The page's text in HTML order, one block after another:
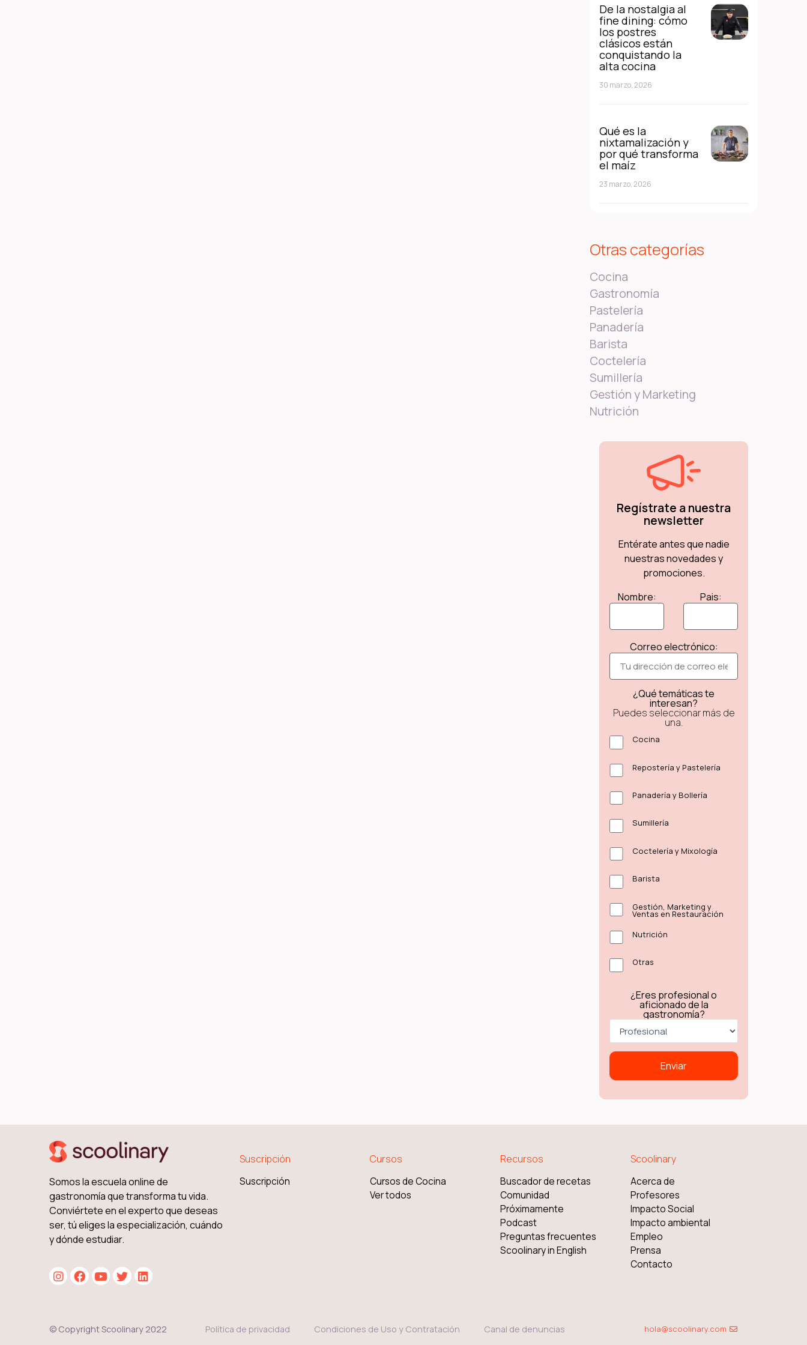
De la nostalgia al
fine dining: cómo
los postres
clásicos están
conquistando la
alta cocina
30 marzo, 2026
Qué es la
nixtamalización y
por qué transforma
el maíz
23 marzo, 2026
Otras categorías
Cocina
Gastronomía
Pastelería
Panadería
Barista
Coctelería
Sumillería
Gestión y Marketing
Nutrición
Regístrate a nuestra
newsletter
Entérate antes que nadie
nuestras novedades y
promociones.
Nombre:
Pais:
Correo electrónico:
¿Qué temáticas te
interesan?
Puedes seleccionar más de
una.
Cocina
Repostería y Pastelería
Panadería y Bollería
Sumillería
Coctelería y Mixología
Barista
Gestión, Marketing y
Ventas en Restauración
Nutrición
Otras
¿Eres profesional o
aficionado de la
gastronomía?
Somos la escuela online de
gastronomía que transforma tu vida.
Conviértete en el experto que deseas
ser, tú eliges la especialización, cuándo
y dónde estudiar.
Suscripción
Suscripción
Cursos
Cursos de Cocina
Ver todos
Recursos
Buscador de recetas
Comunidad
Próximamente
Podcast
Preguntas frecuentes
Scoolinary in English
Scoolinary
Acerca de
Profesores
Impacto Social
Impacto ambiental
Empleo
Prensa
Contacto
© Copyright Scoolinary 2022 Política de privacidad Condiciones de Uso y Contratación Canal de denuncias hola@scoolinary.com